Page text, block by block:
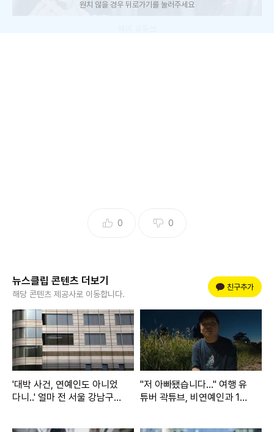
혜리 유튜브
제니는 31일 선공개 된 디지털 싱글 '러브 행오버(Love Hano
ver)'에 대해 "약간 R&B 팝인데 댄스는 아니고 그 어딘가에 있
는 곡"이라고 설명했다. 이어 "'러브 행오버'를 시작으로 3월 7
원치 않을 경우 뒤로가기를 눌러주세요
0 0
뉴스클립 콘텐츠 더보기
해당 콘텐츠 제공사로 이동합니다.
친구추가
'대박 사건, 연예인도 아니었
다니..' 얼마 전 서울 강남구
"저 아빠됐습니다..." 여행 유
튜버 곽튜브, 비연예인과 10